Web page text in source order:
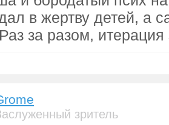
в жертву детей, а
за разом,
зритель